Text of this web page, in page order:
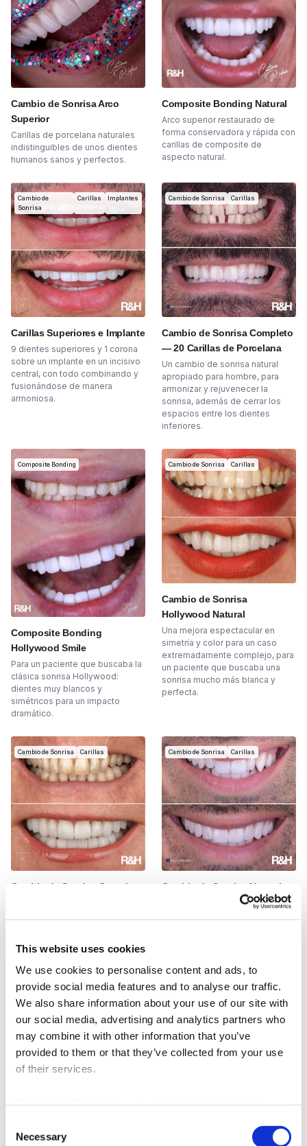
This website uses cookies
We use cookies to personalise content and ads, to
provide social media features and to analyse our traffic.
We also share information about your use of our site with
our social media, advertising and analytics partners who
may combine it with other information that you’ve
provided to them or that they’ve collected from your use
of their services.
Selection
Necessary
Cambio de Sonrisa Arco
Superior
Carillas de porcelana naturales
indistinguibles de unos dientes
humanos sanos y perfectos.
Composite Bonding Natural
Arco superior restaurado de
forma conservadora y rápida con
carillas de composite de
aspecto natural.
Cambio de
Sonrisa
Carillas Implantes
Carillas Superiores e Implante
9 dientes superiores y 1 corona
sobre un implante en un incisivo
central, con todo combinando y
fusionándose de manera
armoniosa.
Cambio de Sonrisa Carillas
Cambio de Sonrisa Completo
— 20 Carillas de Porcelana
Un cambio de sonrisa natural
apropiado para hombre, para
armonizar y rejuvenecer la
sonrisa, además de cerrar los
espacios entre los dientes
inferiores.
Composite Bonding
Composite Bonding
Hollywood Smile
Para un paciente que buscaba la
clásica sonrisa Hollywood:
dientes muy blancos y
simétricos para un impacto
dramático.
Cambio de Sonrisa Carillas
Cambio de Sonrisa
Hollywood Natural
Una mejora espectacular en
simetría y color para un caso
extremadamente complejo, para
un paciente que buscaba una
sonrisa mucho más blanca y
perfecta.
Cambio de Sonrisa Carillas
Cambio de Sonrisa Completo
Una impresionante mejora en
que ya no respondían al
blanqueamiento y el paciente
buscaba una solución
Cambio de Sonrisa Carillas
Cambio de Sonrisa Natural
Es casi imposible adivinar que
Composite Bonding Cambio de Sonrisa Carillas